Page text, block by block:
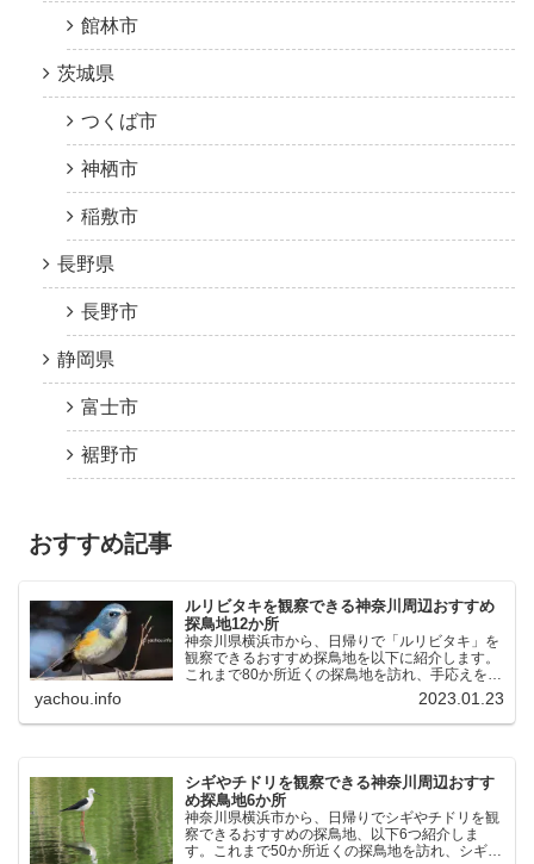
館林市
茨城県
つくば市
神栖市
稲敷市
長野県
長野市
静岡県
富士市
裾野市
おすすめ記事
ルリビタキを観察できる神奈川周辺おすすめ
探鳥地12か所
神奈川県横浜市から、日帰りで「ルリビタキ」を
観察できるおすすめ探鳥地を以下に紹介します。
これまで80か所近くの探鳥地を訪れ、手応えを感
じた場所です。以下、★ が多いほど観察しやす
く、出現頻度が高いと感じた場所です。 北本自然
観察公園：埼玉県...
yachou.info 2023.01.23
シギやチドリを観察できる神奈川周辺おすす
め探鳥地6か所
神奈川県横浜市から、日帰りでシギやチドリを観
察できるおすすめの探鳥地、以下6つ紹介しま
す。これまで50か所近くの探鳥地を訪れ、シギや